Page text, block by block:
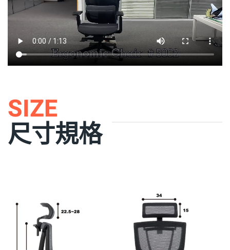
SIZE
尺寸規格